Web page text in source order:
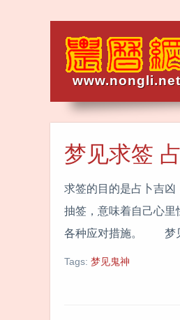
www.nongli.net
梦见求签
求签的目的是占卜吉
抽签，意味着自己心
各种应对措施。 梦
Tags: 梦见鬼神